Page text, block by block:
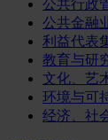
公共行政
公共金融
利益代表
教育与研
文化、艺
环境与可
经济、社